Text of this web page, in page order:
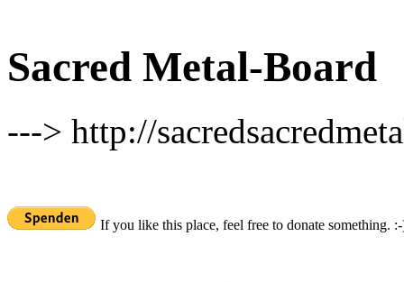
Sacred Metal-Board
---> http://
If you like this place, feel free to donate something.